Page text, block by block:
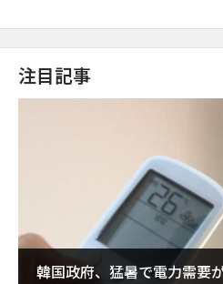
注目記事
韓国政府、猛暑で電力需要